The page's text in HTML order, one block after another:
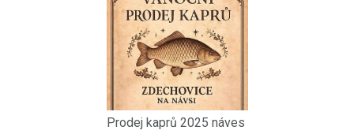
Prodej kaprů 2025 náves